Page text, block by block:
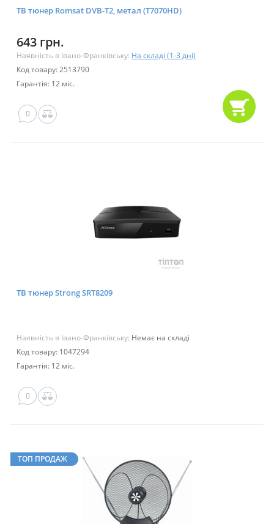
ТВ тюнер Romsat DVB-T2, метал (T7070HD)
643 грн.
Наявність в Івано-Франківську: На складі (1-3 дні)
Код товару: 2513790
Гарантія: 12 міс.
0
ТВ тюнер Strong SRT8209
Наявність в Івано-Франківську: Немає на складі
Код товару: 1047294
Гарантія: 12 міс.
0
ТОП ПРОДАЖ